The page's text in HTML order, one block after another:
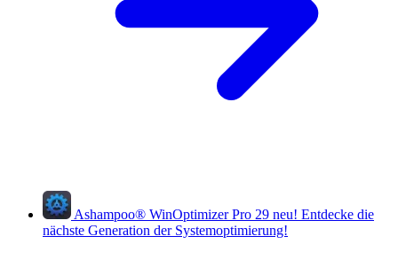
Ashampoo® WinOptimizer Pro 29 neu! Entdecke die
nächste Generation der Systemoptimierung!